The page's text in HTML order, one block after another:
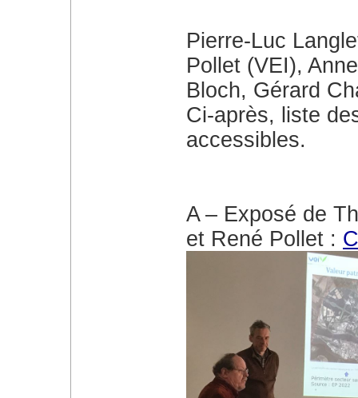
Pierre-Luc
Pollet (VEI),
Bloch, Gérard
Ci-après, liste
accessibles.
A – Exposé de
et René Pollet :